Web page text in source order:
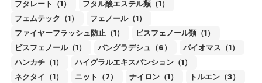
フタレート（1）
フタル酸エステル類（1）
フェムテック（1）
フェノール（1）
ファイヤーフラッシュ防止（1）
ビスフェノール類（1）
ビスフェノール（1）
バングラデシュ（6）
バイオマス（1）
ハンカチ（1）
ハイグラルエキスパンション（1）
ネクタイ（1）
ニット（7） ナイロン（1）
トルエン（3）